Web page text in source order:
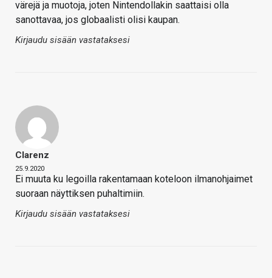
värejä ja muotoja, joten Nintendollakin saattaisi olla
sanottavaa, jos globaalisti olisi kaupan.
Kirjaudu sisään vastataksesi
Clarenz
25.9.2020
Ei muuta ku legoilla rakentamaan koteloon ilmanohjaimet
suoraan näyttiksen puhaltimiin.
Kirjaudu sisään vastataksesi